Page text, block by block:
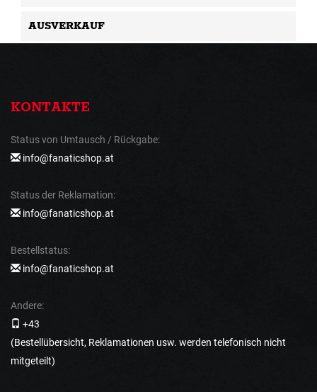
AUSVERKAUF
KONTAKTE
Status von Umtausch / Rückgabe:
info@fanaticshop.at
Status der Reklamation:
info@fanaticshop.at
Bestellstatus:
info@fanaticshop.at
Andere:
+43
(Bestellübersicht, Reklamationen usw. werden telefonisch nicht
mitgeteilt)